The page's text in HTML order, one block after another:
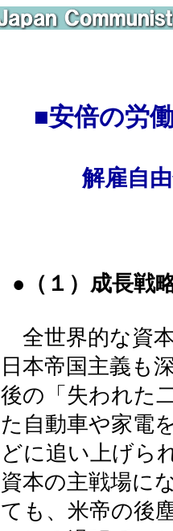
■安倍の労
解雇自
●（１）成長戦
全世界的な資
日本帝国主義も
後の「失われた
た自動車や家電
どに追い上げら
資本の主戦場に
ても、米帝の後